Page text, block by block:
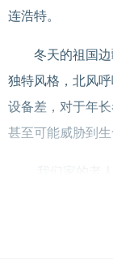
连浩特。
冬天的祖国边
独特风格，北风
设备差，对于年
甚至可能威胁到生
一趟一片，多怕